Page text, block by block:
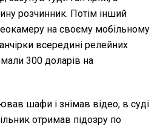
розчинник. Потім інший
на своєму мобільному
всередині релейних
300 доларів на
шафи і знімав відео, в суді
отримав підозру по